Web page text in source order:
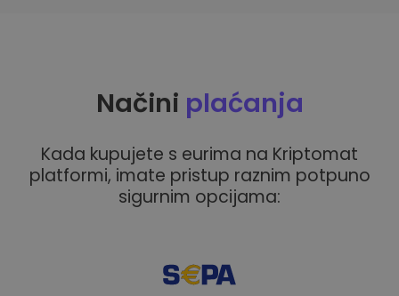
Načini plaćanja
Kada kupujete s eurima na Kriptomat
platformi, imate pristup raznim potpuno
sigurnim opcijama: